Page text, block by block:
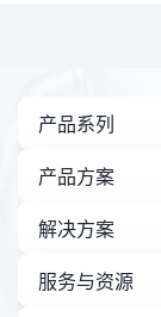
产品系列
产品方案
解决方案
服务与资源